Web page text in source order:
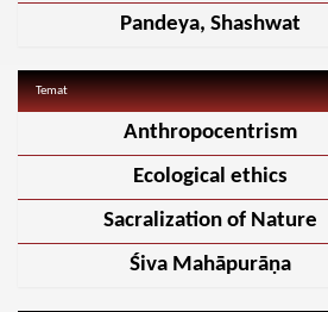
Pandeya, Shashwat
Temat
Anthropocentrism
Ecological ethics
Sacralization of Nature
Śiva Mahāpurāṇa